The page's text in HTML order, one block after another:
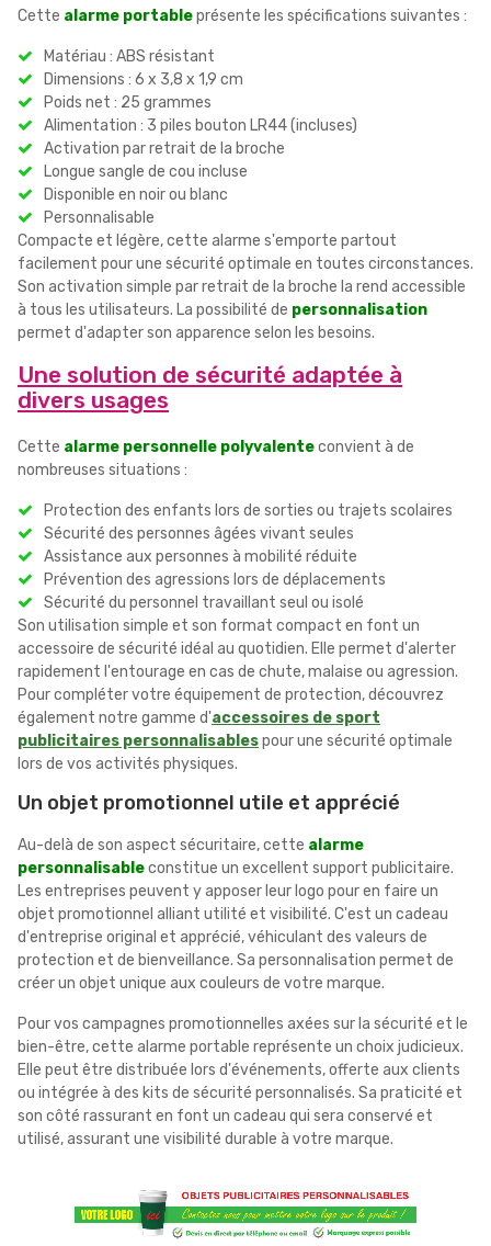
Cette alarme portableprésente les spécifications suivantes :
Matériau : ABS résistant
Dimensions : 6 x 3,8 x 1,9 cm
Poids net : 25 grammes
Alimentation : 3 piles bouton LR44 (incluses)
Activation par retrait de la broche
Longue sangle de cou incluse
Disponible en noir ou blanc
Personnalisable
Compacte et légère, cette alarme s'emporte partout
facilement pour une sécurité optimale en toutes circonstances.
Son activation simple par retrait de la broche la rend accessible
à tous les utilisateurs. La possibilité de personnalisation
permet d'adapter son apparence selon les besoins.
Une solution de sécurité adaptée à
divers usages
Cette alarme personnelle polyvalenteconvient à de
nombreuses situations :
Protection des enfants lors de sorties ou trajets scolaires
Sécurité des personnes âgées vivant seules
Assistance aux personnes à mobilité réduite
Prévention des agressions lors de déplacements
Sécurité du personnel travaillant seul ou isolé
Son utilisation simple et son format compact en font un
accessoire de sécurité idéal au quotidien. Elle permet d'alerter
rapidement l'entourage en cas de chute, malaise ou agression.
Pour compléter votre équipement de protection, découvrez
également notre gamme d'accessoires de sport
publicitaires personnalisablespour une sécurité optimale
lors de vos activités physiques.
Un objet promotionnel utile et apprécié
Au-delà de son aspect sécuritaire, cette alarme
personnalisableconstitue un excellent support publicitaire.
Les entreprises peuvent y apposer leur logo pour en faire un
objet promotionnel alliant utilité et visibilité. C'est un cadeau
d'entreprise original et apprécié, véhiculant des valeurs de
protection et de bienveillance. Sa personnalisation permet de
créer un objet unique aux couleurs de votre marque.
Pour vos campagnes promotionnelles axées sur la sécurité et le
bien-être, cette alarme portable représente un choix judicieux.
Elle peut être distribuée lors d'événements, offerte aux clients
ou intégrée à des kits de sécurité personnalisés. Sa praticité et
son côté rassurant en font un cadeau qui sera conservé et
utilisé, assurant une visibilité durable à votre marque.